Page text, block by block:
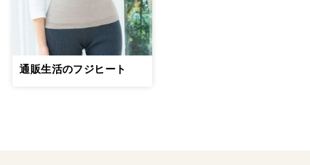
通販生活のフジヒート